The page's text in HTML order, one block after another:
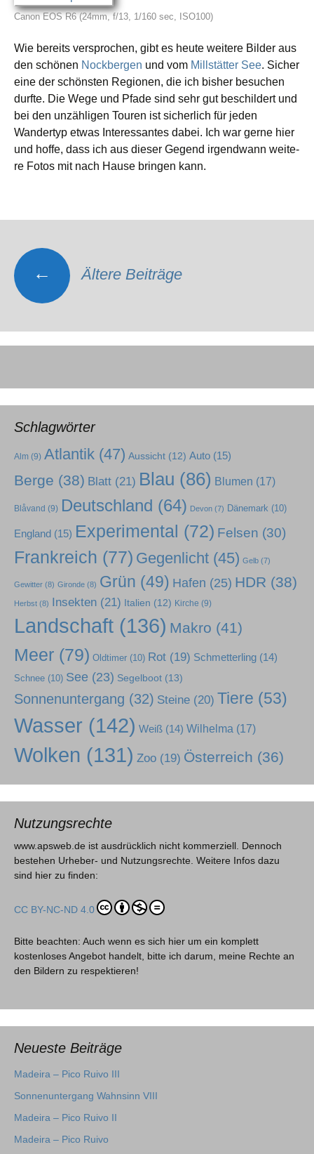
Canon EOS R6 (24mm, f/13, 1/160 sec, ISO100)
Wie bereits verspro­chen, gibt es heute weite­re Bilder aus
den schönen Nockbergen und vom Millstätter See. Sicher
eine der schöns­ten Regionen, die ich bisher besuchen
durfte. Die Wege und Pfade sind sehr gut beschil­dert und
bei den unzäh­li­gen Touren ist sicher­lich für jeden
Wandertyp etwas Interessantes dabei. Ich war gerne hier
und hoffe, dass ich aus dieser Gegend irgend­wann weite­
re Fotos mit nach Hause bringen kann.
Beitragsnavigation
← Ältere Beiträge
Schlagwörter
Alm (9) Atlantik (47) Aussicht (12) Auto (15)
Berge (38) Blatt (21) Blau (86) Blumen (17)
Blåvand (9) Deutschland (64) Devon (7) Dänemark (10)
England (15) Experimental (72) Felsen (30)
Frankreich (77) Gegenlicht (45) Gelb (7)
Gewitter (8) Gironde (8) Grün (49) Hafen (25) HDR (38)
Herbst (8) Insekten (21) Italien (12) Kirche (9)
Landschaft (136) Makro (41)
Meer (79) Oldtimer (10) Rot (19) Schmetterling (14)
Schnee (10) See (23) Segelboot (13)
Sonnenuntergang (32) Steine (20) Tiere (53)
Wasser (142) Weiß (14) Wilhelma (17)
Wolken (131) Zoo (19) Österreich (36)
Nutzungsrechte
www.apsweb.de ist ausdrücklich nicht kommerziell. Dennoch
bestehen Urheber- und Nutzungsrechte. Weitere Infos dazu
sind hier zu finden:
CC BY-NC-ND 4.0
Bitte beachten: Auch wenn es sich hier um ein komplett
kostenloses Angebot handelt, bitte ich darum, meine Rechte an
den Bildern zu respektieren!
Neueste Beiträge
Madeira – Pico Ruivo III
Sonnenuntergang Wahnsinn VIII
Madeira – Pico Ruivo II
Madeira – Pico Ruivo